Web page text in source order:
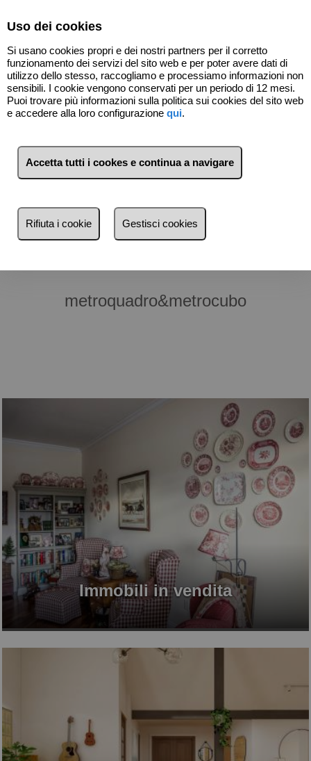
Vendita Affitto
Ricerca per riferimento, prezzo, tipo...
metroquadro&metrocubo
Immobili in vendita
Uso dei cookies
Si usano cookies propri e dei nostri partners per il corretto
funzionamento dei servizi del sito web e per poter avere dati di
utilizzo dello stesso, raccogliamo e processiamo informazioni non
sensibili. I cookie vengono conservati per un periodo di 12 mesi.
Puoi trovare più informazioni sulla politica sui cookies del sito web
e accedere alla loro configurazione qui.
Accetta tutti i cookes e continua a navigare
Rifiuta i cookie Gestisci cookies